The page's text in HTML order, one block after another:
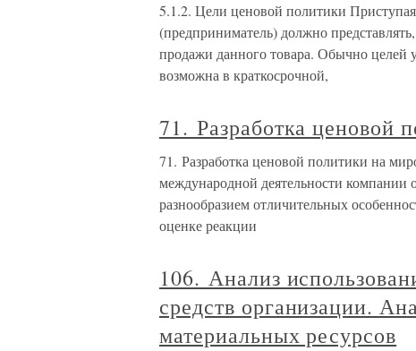
5.1.2. Цели ценовой политики
(предприниматель) должно
продажи данного товара. Обычно целей
возможна в краткосрочной,
71. Разработка ценовой
71. Разработка ценовой политики на
международной деятельности
разнообразием отличительных
оценке реакции
106. Анализ
средств организации.
материальных ресурсов